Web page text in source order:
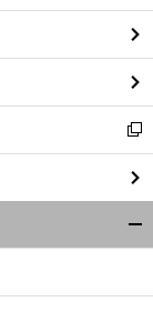
ン
ド
ウ
で
開
く
新
し
い
ウ
ィ
ン
ウ